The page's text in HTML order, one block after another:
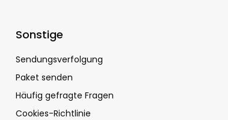
Sonstige
Sendungsverfolgung
Paket senden
Häufig gefragte Fragen
Cookies-Richtlinie